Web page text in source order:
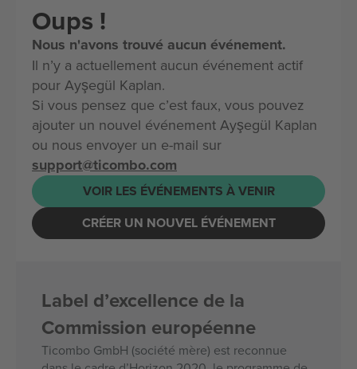
Oups !
Nous n'avons trouvé aucun événement.
Il n’y a actuellement aucun événement actif
pour Ayşegül Kaplan.
Si vous pensez que c’est faux, vous pouvez
ajouter un nouvel événement Ayşegül Kaplan
ou nous envoyer un e-mail sur
support@ticombo.com
VOIR LES ÉVÉNEMENTS À VENIR
CRÉER UN NOUVEL ÉVÉNEMENT
Label d’excellence de la
Commission européenne
Ticombo GmbH (société mère) est reconnue